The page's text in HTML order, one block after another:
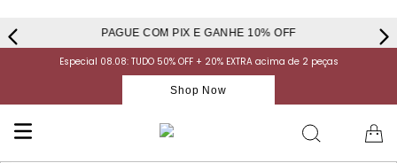
PAGUE COM PIX E GANHE 10% OFF
Especial 08.08: TUDO 50% OFF + 20% EXTRA acima de 2 peças
Shop Now